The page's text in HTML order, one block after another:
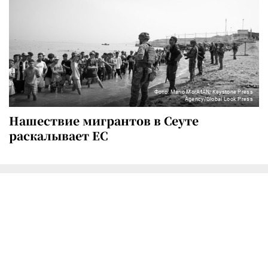
Фото: Mario MorAfAN/Keystone Press
Agency/Global Look Press
Нашествие мигрантов в Сеуте
раскалывает ЕС